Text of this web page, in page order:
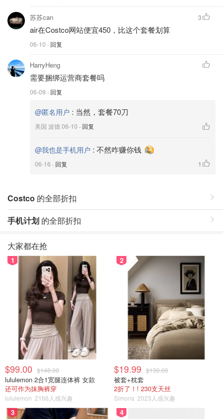
苏苏can
air在Costco网站便宜450，比这个套餐划算
06-10 · 回复
3
HarryHeng
需要捆绑运营商套餐吗
06-09 · 回复
@匿名用户 : 当然，套餐70刀
美国 波德 06-10 · 回复
@我也是手机用户 : 不然咋赚你钱
06-16 · 回复 1
Costco 的全部折扣
手机计划 的全部折扣
大家都在抢
1
$99.00 $148.00
lululemon 2合1宽腿连体裤 女款
还可作为抹胸裤穿
lululemon 2166人感兴趣
2
$19.99 $130.00
被套+枕套
2折了！! 230支天丝
Simons 2023人感兴趣
3 4